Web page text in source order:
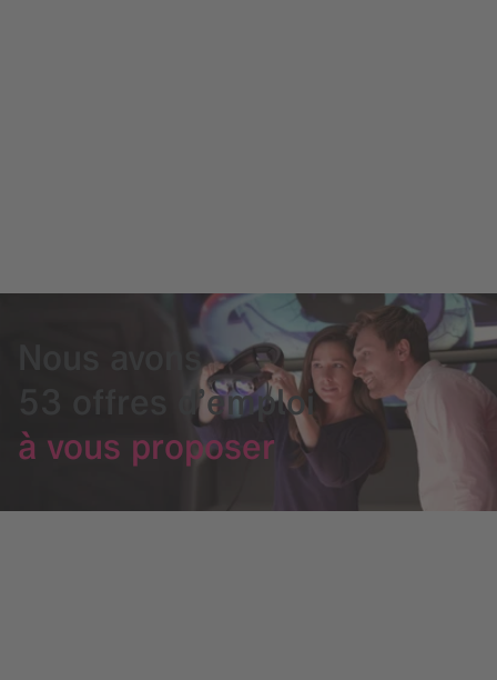
Nous avons
53 offres d’emploi
à vous proposer